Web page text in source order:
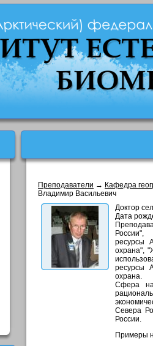
Преподаватели → Кафедра
Владимир Васильевич
Доктор
Дата
России",
ресурсы
охрана",
ресурсы
охрана.
Сфера
Севера
России.
Примеры